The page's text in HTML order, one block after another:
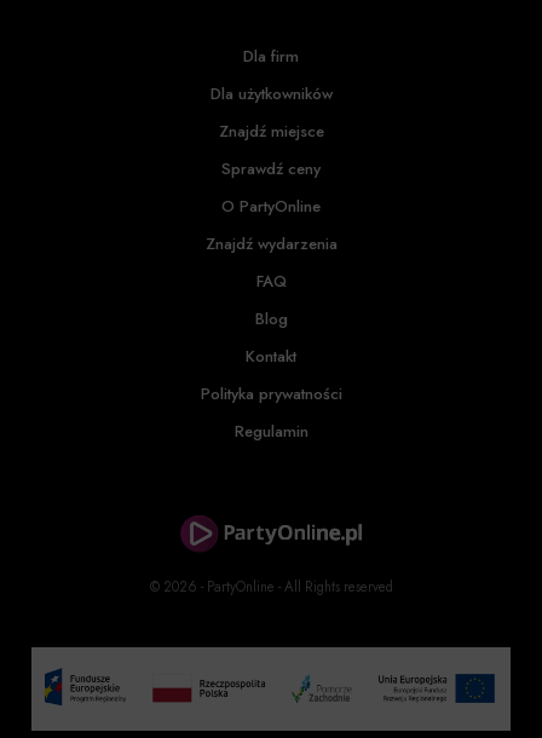
© 2026 - PartyOnline - All Rights reserved
Dla firm
Dla użytkowników
Znajdź miejsce
Sprawdź ceny
O PartyOnline
Znajdź wydarzenia
FAQ
Blog
Kontakt
Polityka prywatności
Regulamin